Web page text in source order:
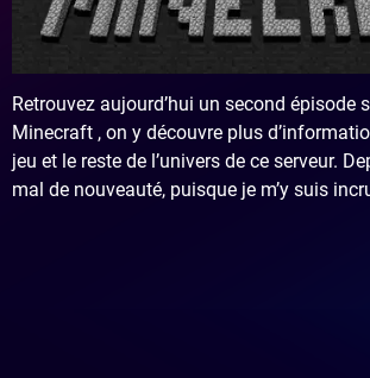
Retrouvez aujourd’hui un second épisode
Minecraft , on y découvre plus
jeu et le reste de l’univers de ce serveur.
mal de nouveauté, puisque je m’y suis